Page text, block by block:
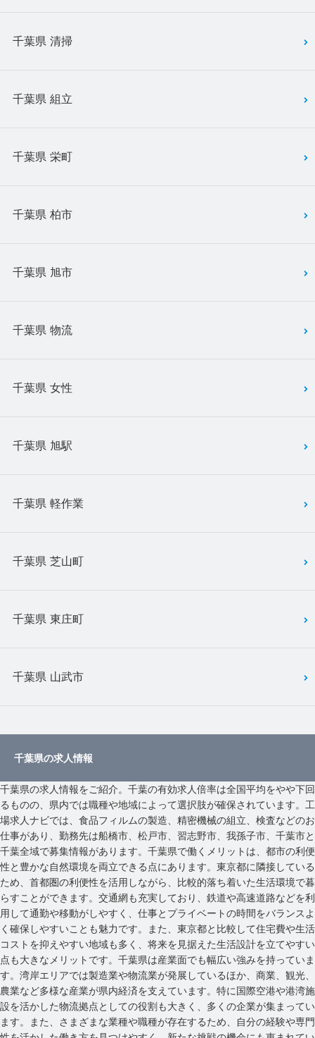
千葉県 清掃
千葉県 組立
千葉県 栄町
千葉県 柏市
千葉県 旭市
千葉県 物流
千葉県 女性
千葉県 旭駅
千葉県 軽作業
千葉県 芝山町
千葉県 東庄町
千葉県 山武市
千葉県の求人情報
千葉県の求人情報をご紹介。千葉の有効求人倍率は全国平均をやや下回
るものの、県内では職種や地域によって選択肢が確保されています。工
場求人ナビでは、食品フィルムの製造、精密機械の組立、検査などのお
仕事があり、勤務先は船橋市、松戸市、習志野市、我孫子市、千葉市と
千葉全域で募集情報があります。千葉県で働くメリットは、都市の利便
性と豊かな自然環境を両立できる点にあります。東京都に隣接している
ため、首都圏の利便性を活用しながら、比較的落ち着いた生活環境で暮
らすことができます。交通網も充実しており、鉄道や高速道路などを利
用して通勤や移動がしやすく、仕事とプライベートの時間をバランスよ
く確保しやすいことも魅力です。また、東京都と比較して住宅費や生活
コストを抑えやすい地域も多く、将来を見据えた生活設計を立てやすい
点も大きなメリットです。千葉県は産業面でも幅広い強みを持っていま
す。湾岸エリアでは製造業や物流業が発展しているほか、商業、観光、
農業など多様な産業が県内経済を支えています。特に国際空港や港湾施
設を活かした物流拠点としての役割も大きく、多くの企業が集まってい
ます。また、さまざまな業種や職種が存在するため、自分の経験や専門